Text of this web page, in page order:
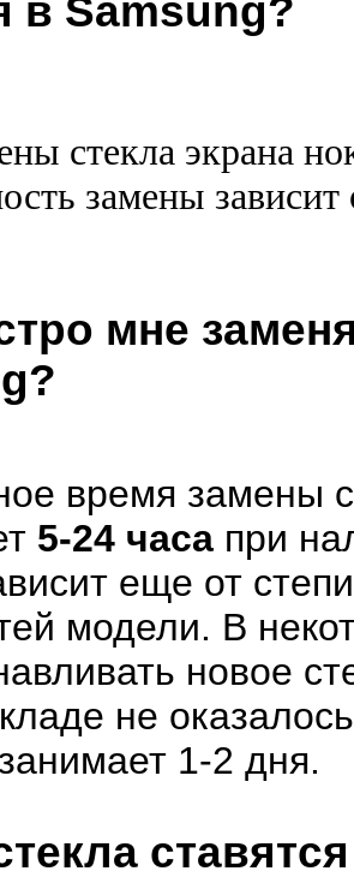
в Samsung?
стекла экрана
замены
мне
время замены
5-24 часа при
еще от
модели. В
новое
не
1-2 дня.